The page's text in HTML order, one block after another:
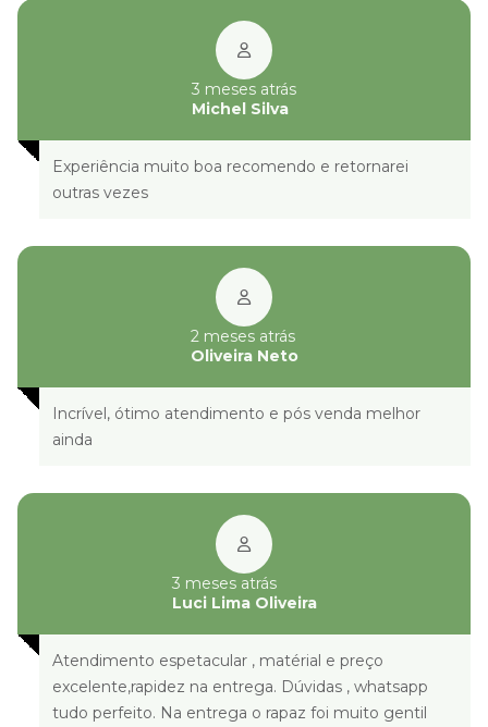
3 meses atrás
Michel Silva
Experiência muito boa recomendo e retornarei
outras vezes
2 meses atrás
Oliveira Neto
Incrível, ótimo atendimento e pós venda melhor
ainda
3 meses atrás
Luci Lima Oliveira
Atendimento espetacular , matérial e preço
excelente,rapidez na entrega. Dúvidas , whatsapp
tudo perfeito. Na entrega o rapaz foi muito gentil